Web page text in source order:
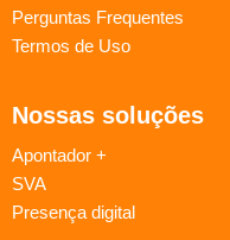
Perguntas Frequentes
Termos de Uso
Nossas soluções
Apontador +
SVA
Presença digital